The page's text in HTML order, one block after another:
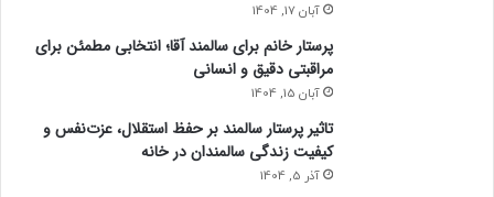
آبان 17, 1404
پرستار خانم برای سالمند آقا؛ انتخابی مطمئن برای
مراقبتی دقیق و انسانی
آبان 15, 1404
تاثیر پرستار سالمند بر حفظ استقلال، عزت‌نفس و
کیفیت زندگی سالمندان در خانه
آذر 5, 1404